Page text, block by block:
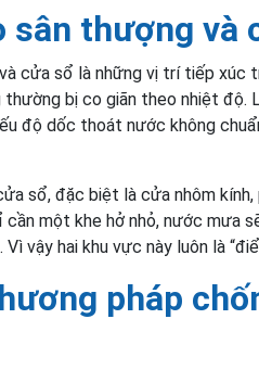
sân thượng và
cửa sổ là những vị trí tiếp xúc
bị co giãn theo nhiệt độ.
độ dốc thoát nước không
sổ, đặc biệt là cửa nhôm
cần một khe hở nhỏ, nước mưa
Vì vậy hai khu vực này luôn là
pháp